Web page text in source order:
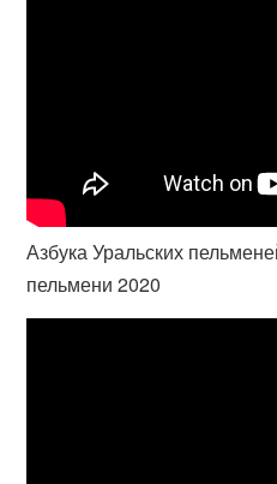
Азбука Уральских
пельмени 2020